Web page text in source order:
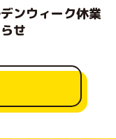
ンウィーク休業
せ